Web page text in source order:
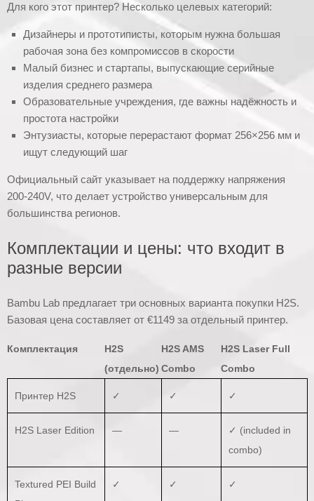
Для кого этот принтер? Несколько целевых категорий:
Дизайнеры и прототиписты, которым нужна большая
рабочая зона без компромиссов в скорости
Малый бизнес и стартапы, выпускающие серийные
изделия среднего размера
Образовательные учреждения, где важны надёжность и
простота настройки
Энтузиасты, которые перерастают формат 256×256 мм и
ищут следующий шаг
Официальный сайт указывает на поддержку напряжения
200-240V, что делает устройство универсальным для
большинства регионов.
Комплектации и цены: что входит в
разные версии
Bambu Lab предлагает три основных варианта покупки H2S.
Базовая цена составляет от €1149 за отдельный принтер.
Комплектация
H2S
(отдельно)
H2S AMS
Combo
H2S Laser Full
Combo
Принтер H2S ✓ ✓ ✓
H2S Laser Edition — —
✓ (included in
combo)
Textured PEI Build
✓ ✓ ✓